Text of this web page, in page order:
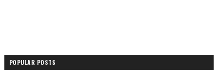
POPULAR POSTS